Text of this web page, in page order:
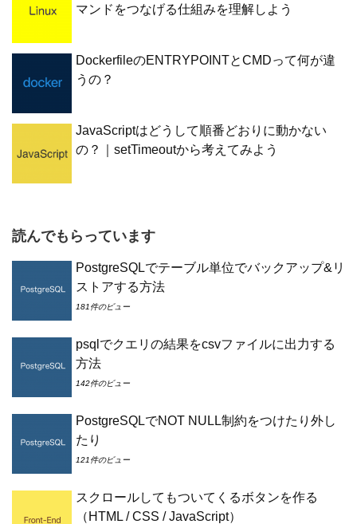
マンドをつなげる仕組みを理解しよう
DockerfileのENTRYPOINTとCMDって何が違
うの？
JavaScriptはどうして順番どおりに動かない
の？｜setTimeoutから考えてみよう
読んでもらっています
PostgreSQLでテーブル単位でバックアップ&リ
ストアする方法
181件のビュー
psqlでクエリの結果をcsvファイルに出力する
方法
142件のビュー
PostgreSQLでNOT NULL制約をつけたり外し
たり
121件のビュー
スクロールしてもついてくるボタンを作る
（HTML / CSS / JavaScript）